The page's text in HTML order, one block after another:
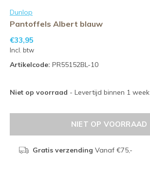
Dunlop
Pantoffels Albert blauw
€33,95
Incl. btw
Artikelcode: PR55152BL-10
Niet op voorraad - Levertijd binnen 1 week
NIET OP VOORRAAD
Gratis verzending Vanaf €75,-